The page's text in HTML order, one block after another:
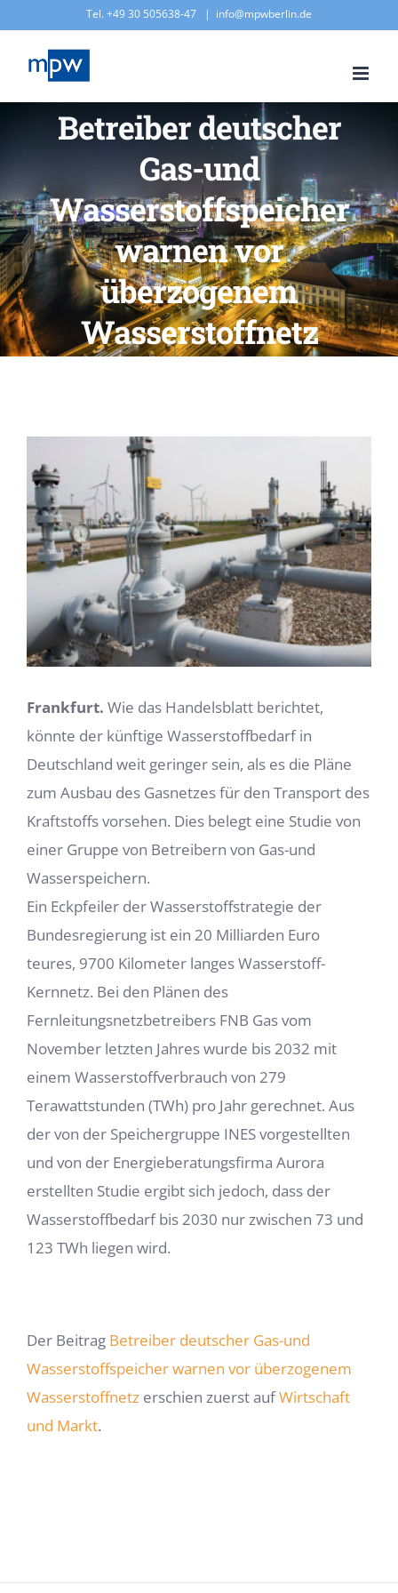
springen
Tel. +49 30 505638-47 | info@mpwberlin.de
Betreiber deutscher
Gas-und
Wasserstoffspeicher
warnen vor
überzogenem
Wasserstoffnetz
grösseres
Bild
Frankfurt. Wie das Handelsblatt berichtet,
könnte der künftige Wasserstoffbedarf in
Deutschland weit geringer sein, als es die Pläne
zum Ausbau des Gasnetzes für den Transport des
Kraftstoffs vorsehen. Dies belegt eine Studie von
einer Gruppe von Betreibern von Gas-und
Wasserspeichern.
Ein Eckpfeiler der Wasserstoffstrategie der
Bundesregierung ist ein 20 Milliarden Euro
teures, 9700 Kilometer langes Wasserstoff-
Kernnetz. Bei den Plänen des
Fernleitungsnetzbetreibers FNB Gas vom
November letzten Jahres wurde bis 2032 mit
einem Wasserstoffverbrauch von 279
Terawattstunden (TWh) pro Jahr gerechnet. Aus
der von der Speichergruppe INES vorgestellten
und von der Energieberatungsfirma Aurora
erstellten Studie ergibt sich jedoch, dass der
Wasserstoffbedarf bis 2030 nur zwischen 73 und
123 TWh liegen wird.
Der Beitrag Betreiber deutscher Gas-und
Wasserstoffspeicher warnen vor überzogenem
Wasserstoffnetz erschien zuerst aufWirtschaft
und Markt.